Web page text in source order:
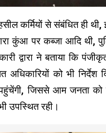
कर्मियों से संबंधित ही
कुंआ पर कब्जा आदि
द्वारा ने बताया कि
अधिकारियों को भी
जिससे आम जनता को
उपस्थित रही।